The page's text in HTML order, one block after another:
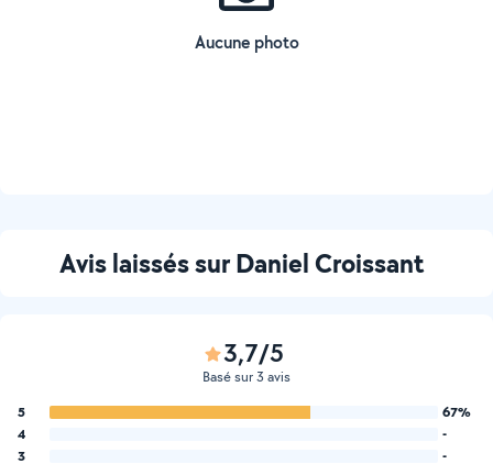
Aucune photo
Avis laissés sur Daniel Croissant
3,7/5
Basé sur 3 avis
5
67%
4
-
3
-